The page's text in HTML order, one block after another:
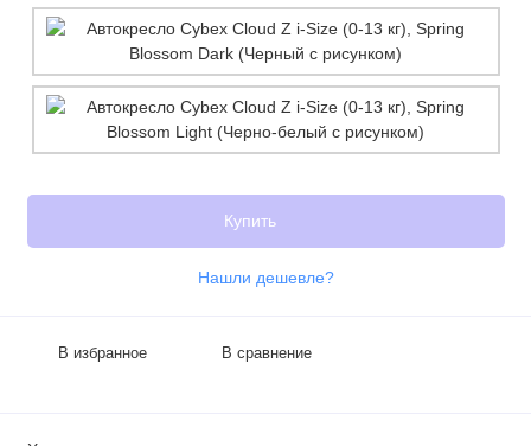
Купить
Нашли дешевле?
В избранное В сравнение